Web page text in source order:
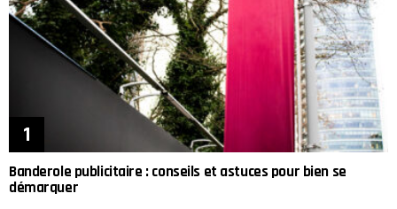
Banderole publicitaire : conseils et astuces pour bien se
démarquer